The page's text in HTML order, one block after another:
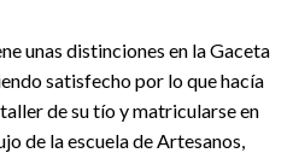
unas distinciones en la Gaceta
satisfecho por lo que hacía
de su tío y matricularse en
de la escuela de Artesanos,